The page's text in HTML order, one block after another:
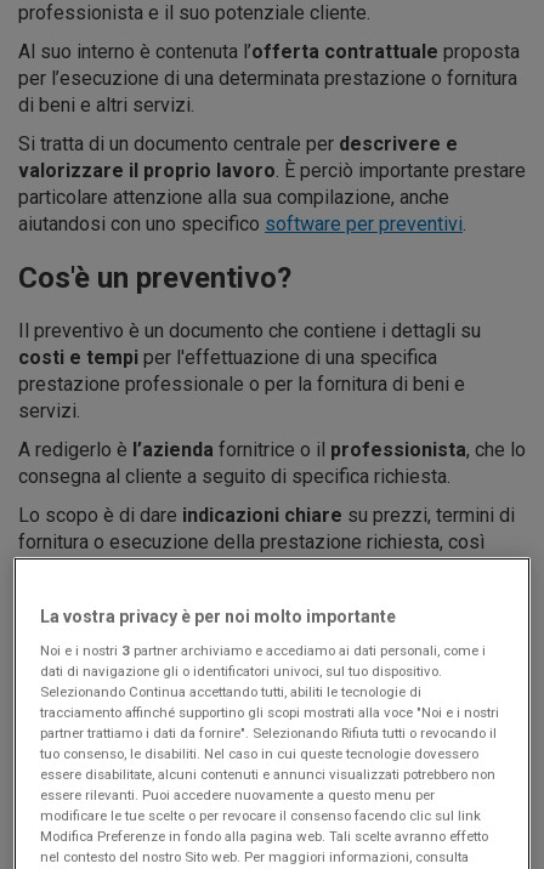
professionista e il suo potenziale cliente.
Al suo interno è contenuta l’offerta contrattuale proposta
per l’esecuzione di una determinata prestazione o fornitura
di beni e altri servizi.
Si tratta di un documento centrale per descrivere e
valorizzare il proprio lavoro. È perciò importante prestare
particolare attenzione alla sua compilazione, anche
aiutandosi con uno specifico software per preventivi.
Cos'è un preventivo?
Il preventivo è un documento che contiene i dettagli su
costi e tempi per l'effettuazione di una specifica
prestazione professionale o per la fornitura di beni e
servizi.
A redigerlo è l’azienda fornitrice o il professionista, che lo
consegna al cliente a seguito di specifica richiesta.
Lo scopo è di dare indicazioni chiare su prezzi, termini di
fornitura o esecuzione della prestazione richiesta, così
Non si tratta di un documento vincolante: il preventivo è il
primo passaggio negoziale
prima della conferma del
lavoro, quindi della stipula del contratto vero e proprio.
La vostra privacy è per noi molto importante
Noi e i nostri 3 partner archiviamo e accediamo ai dati personali, come i
dati di navigazione gli o identificatori univoci, sul tuo dispositivo.
Selezionando Continua accettando tutti, abiliti le tecnologie di
tracciamento affinché supportino gli scopi mostrati alla voce "Noi e i nostri
partner trattiamo i dati da fornire". Selezionando Rifiuta tutti o revocando il
tuo consenso, le disabiliti. Nel caso in cui queste tecnologie dovessero
essere disabilitate, alcuni contenuti e annunci visualizzati potrebbero non
essere rilevanti. Puoi accedere nuovamente a questo menu per
modificare le tue scelte o per revocare il consenso facendo clic sul link
Modifica Preferenze in fondo alla pagina web. Tali scelte avranno effetto
nel contesto del nostro Sito web. Per maggiori informazioni, consulta